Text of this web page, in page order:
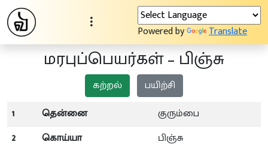
Powered by Translate
மரபுப்பெயர்கள் – பிஞ்சு
கற்றல்
பயிற்சி
1
தென்னை
குரும்பை
2
கொய்யா
பிஞ்சு